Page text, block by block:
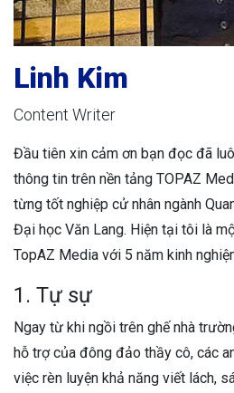
Linh Kim
Content Writer
Đầu tiên xin cảm ơn bạn đọc đã
thông tin trên nền tảng TOPAZ
từng tốt nghiệp cử nhân ngành
Đại học Văn Lang. Hiện tại tôi là
TopAZ Media với 5 năm kinh
1. Tự sự
Ngay từ khi ngồi trên ghế nhà
hỗ trợ của đông đảo thầy cô, các
việc rèn luyện khả năng viết lách,